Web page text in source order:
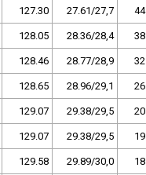
127.30 27.61/27,7 44
128.05 28.36/28,4 38
128.46 28.77/28,9 32
128.65 28.96/29,1 26
129.07 29.38/29,5 20
129.07 29.38/29,5 19
129.58 29.89/30,0 18